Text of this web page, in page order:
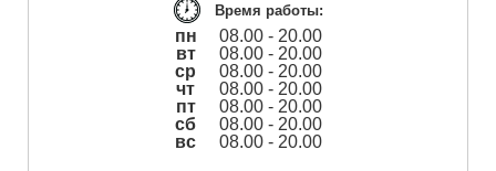
Время работы:
пн
08.00 - 20.00
вт
08.00 - 20.00
ср
08.00 - 20.00
чт
08.00 - 20.00
пт
08.00 - 20.00
сб
08.00 - 20.00
вс
08.00 - 20.00